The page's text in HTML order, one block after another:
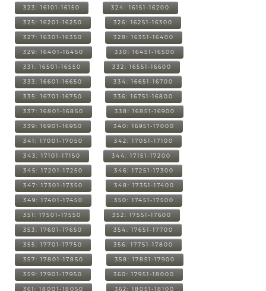
323: 16101-16150 324: 16151-16200
325: 16201-16250 326: 16251-16300
327: 16301-16350 328: 16351-16400
329: 16401-16450 330: 16451-16500
331: 16501-16550 332: 16551-16600
333: 16601-16650 334: 16651-16700
335: 16701-16750 336: 16751-16800
337: 16801-16850 338: 16851-16900
339: 16901-16950 340: 16951-17000
341: 17001-17050 342: 17051-17100
343: 17101-17150 344: 17151-17200
345: 17201-17250 346: 17251-17300
347: 17301-17350 348: 17351-17400
349: 17401-17450 350: 17451-17500
351: 17501-17550 352: 17551-17600
353: 17601-17650 354: 17651-17700
355: 17701-17750 356: 17751-17800
357: 17801-17850 358: 17851-17900
359: 17901-17950 360: 17951-18000
361: 18001-18050 362: 18051-18100